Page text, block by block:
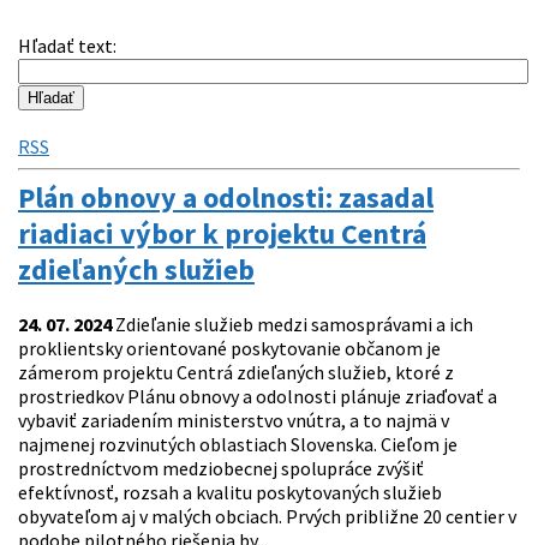
Hľadať text:
RSS
Plán obnovy a odolnosti: zasadal
riadiaci výbor k projektu Centrá
zdieľaných služieb
24. 07. 2024Zdieľanie služieb medzi samosprávami a ich
proklientsky orientované poskytovanie občanom je
zámerom projektu Centrá zdieľaných služieb, ktoré z
prostriedkov Plánu obnovy a odolnosti plánuje zriaďovať a
vybaviť zariadením ministerstvo vnútra, a to najmä v
najmenej rozvinutých oblastiach Slovenska. Cieľom je
prostredníctvom medziobecnej spolupráce zvýšiť
efektívnosť, rozsah a kvalitu poskytovaných služieb
obyvateľom aj v malých obciach. Prvých približne 20 centier v